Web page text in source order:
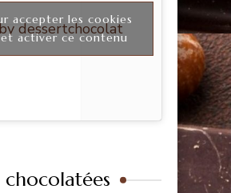
dessertchocolat
accepter les cookies
activer ce contenu
chocolatées